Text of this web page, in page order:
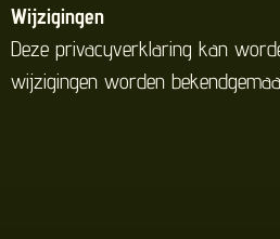
Wijzigingen
Deze privacyverklaring kan
wijzigingen worden